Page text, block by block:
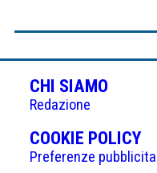
CHI SIAMO
Redazione
COOKIE POLICY
IN
Preferenze